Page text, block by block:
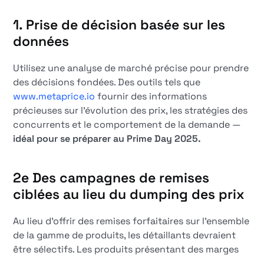
1. Prise de décision basée sur les
données
Utilisez une analyse de marché précise pour prendre
des décisions fondées. Des outils tels que
www.metaprice.io fournir des informations
précieuses sur l'évolution des prix, les stratégies des
concurrents et le comportement de la demande —
idéal pour se préparer au Prime Day 2025.
2e Des campagnes de remises
ciblées au lieu du dumping des prix
Au lieu d'offrir des remises forfaitaires sur l'ensemble
de la gamme de produits, les détaillants devraient
être sélectifs. Les produits présentant des marges